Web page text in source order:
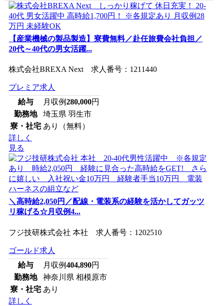
【産業機械の製品製造】寮費無料／赴任旅費会社負担／
20代～40代の男女活躍...
株式会社BREXA Next 求人番号：1211440
プレミア求人
給与
月収例280,000円
勤務地
埼玉県 羽生市
寮・社宅 あり（無料）
詳しく
見る
＼高時給2,050円／配線・電装系の経験を活かしてガッツ
リ稼げる☆月収例4...
フジ技研株式会社 本社 求人番号：1202510
ゴールド求人
給与
月収例404,890円
勤務地
神奈川県 相模原市
寮・社宅 あり
詳しく